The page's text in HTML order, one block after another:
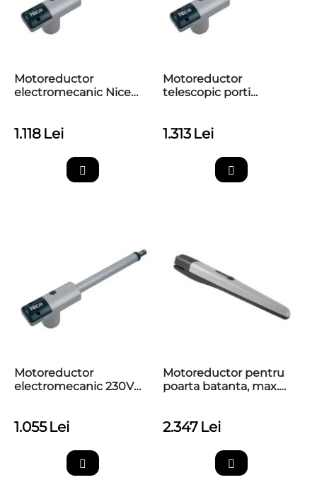
Motoreductor
electromecanic Nice
1.118 Lei
Motoreductor
telescopic porti
TOO3024
1.313 Lei
Motoreductor
electromecanic 230V
1.055 Lei
Motoreductor pentru
poarta batanta, max.
2.347 Lei